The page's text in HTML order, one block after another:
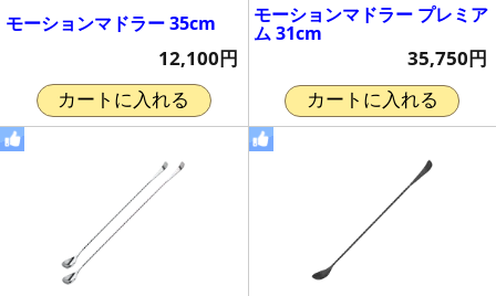
モーションマドラー 35cm
12,100円
カートに入れる
モーションマドラー プレミア
ム 31cm
35,750円
カートに入れる